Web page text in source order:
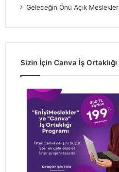
Geleceğin Önü Açık
Sizin İçin Canva İş Ortaklığı